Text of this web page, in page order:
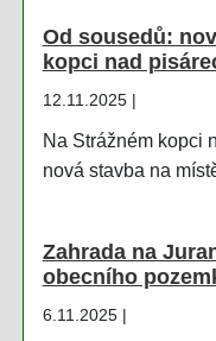
Od sousedů:
kopci nad
12.11.2025 |
Na Strážném kopci
nová stavba na
Zahrada na
obecního
6.11.2025 |